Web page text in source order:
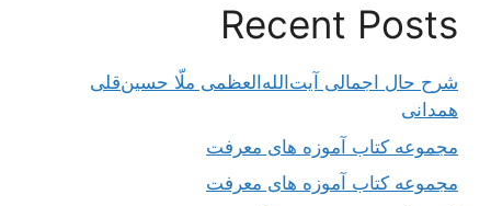
Recent Posts
شرح حال اجمالی آیت‌الله‌العظمی ملّا حسین‌قلی
همدانی
مجموعه کتاب آموزه های معرفت
مجموعه کتاب آموزه های معرفت